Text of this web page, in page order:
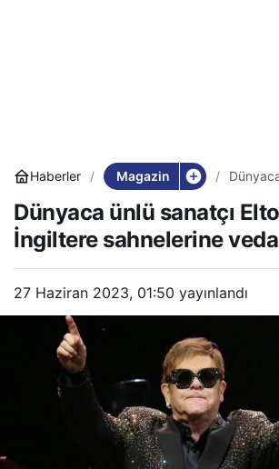
Haberler Magazin
Dünyaca ünlü sanatçı
İngiltere sahnelerine
27 Haziran 2023, 01:50 yayınlandı